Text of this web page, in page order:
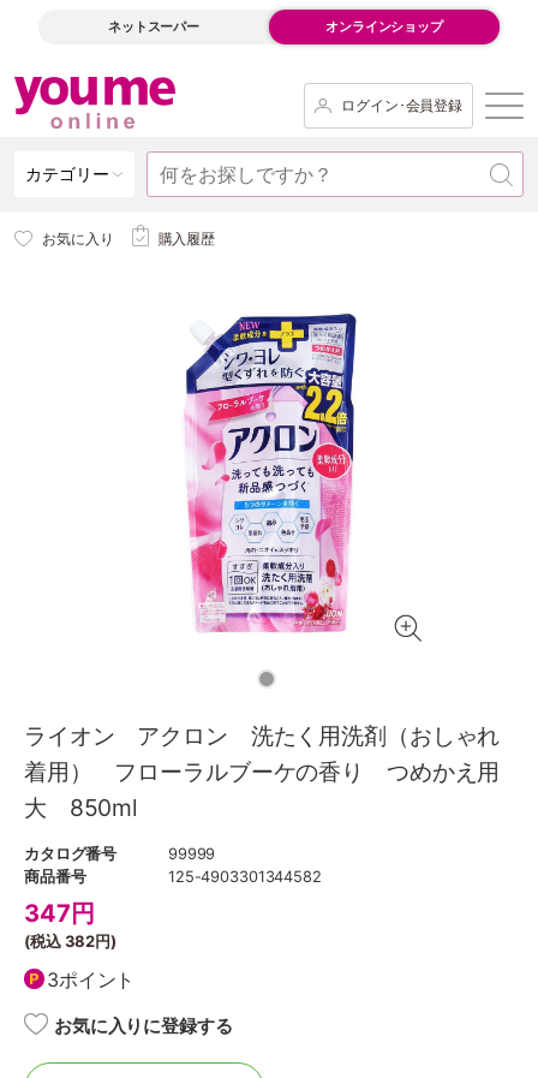
ネットスーパー オンラインショップ
ログイン･会員登録
カテゴリー
お気に入り 購入履歴
ライオン アクロン 洗たく用洗剤（おしゃれ
着用） フローラルブーケの香り つめかえ用
大 850ml
カタログ番号
99999
商品番号
125-4903301344582
347 円
(税込382円)
3ポイント
お気に入りに登録する